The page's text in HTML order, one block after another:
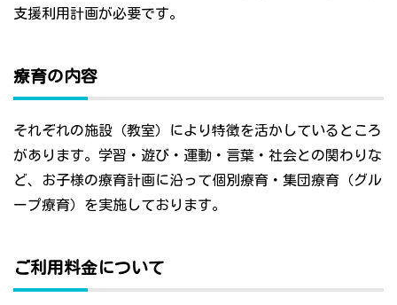
支援利用計画が必要です。
療育の内容
それぞれの施設（教室）により特徴を活かしているところ
があります。学習・遊び・運動・言葉・社会との関わりな
ど、お子様の療育計画に沿って個別療育・集団療育（グル
ープ療育）を実施しております。
ご利用料金について